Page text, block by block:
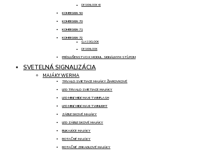
DESIGNLOOK 40
KOMBISIGN 50
KOMBISIGN 70
KOMBISIGN 71
KOMBISIGN 72
CLASSICLOOK
DESIGNLOOK
PRÍSLUŠENSTVO K MODUL. SIGNÁLNYM STĹPOM
SVETELNÁ SIGNALIZÁCIA
MAJÁKY WERMA
TRVALO SVIETIACE MAJÁKY ŽIAROVKOVÉ
LED TRVALO SVIETIACE MAJÁKY
LED MINI/ MIDI/ MAXI TWINFLASH
LED MINI/ MIDI/ MAXI TWINLIGHT
ZÁBLESKOVÉ MAJÁKY
LED ZÁBLESKOVÉ MAJÁKY
BLIKAJÚCE MAJÁKY
ROTAČNÉ MAJÁKY
ROTAČNÉ ZRKADLOVÉ MAJÁKY